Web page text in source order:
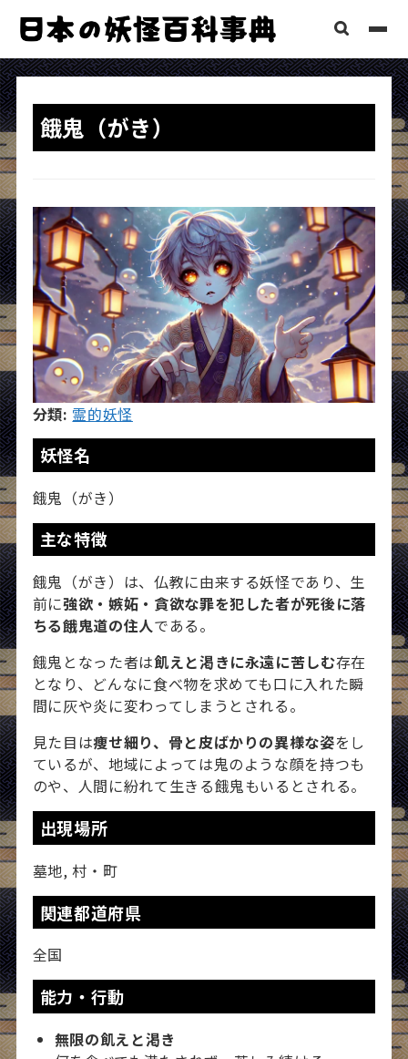
餓鬼（がき）
分類: 霊的妖怪
妖怪名
餓鬼（がき）
主な特徴
餓鬼（がき）は、仏教に由来する妖怪であり、生
前に強欲・嫉妬・貪欲な罪を犯した者が死後に落
ちる餓鬼道の住人である。
餓鬼となった者は飢えと渇きに永遠に苦しむ存在
となり、どんなに食べ物を求めても口に入れた瞬
間に灰や炎に変わってしまうとされる。
見た目は痩せ細り、骨と皮ばかりの異様な姿をし
ているが、地域によっては鬼のような顔を持つも
のや、人間に紛れて生きる餓鬼もいるとされる。
出現場所
墓地, 村・町
関連都道府県
全国
能力・行動
無限の飢えと渇き